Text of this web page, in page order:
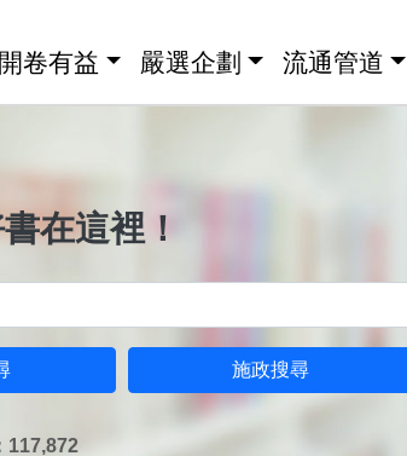
卷有益 嚴選企劃 流通管道
在這裡！
施政搜尋
117,872